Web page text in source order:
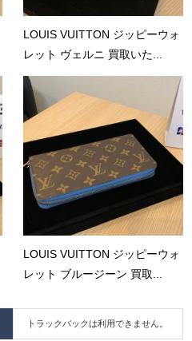
LOUIS VUITTON ジッピーウォ
レット ヴェルニ 買取いた...
LOUIS VUITTON ジッピーウォ
レット ブルージーン 買取...
トラックバックは利用できません。